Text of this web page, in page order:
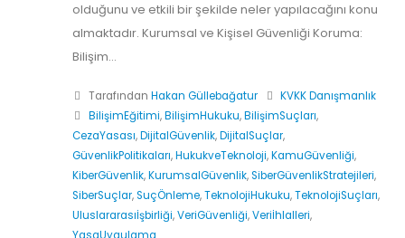
olduğunu ve etkili bir şekilde neler yapılacağını konu
almaktadır. Kurumsal ve Kişisel Güvenliği Koruma:
Bilişim...
Tarafından Hakan Güllebağatur
KVKK Danışmanlık
BilişimEğitimi,BilişimHukuku,BilişimSuçları,
CezaYasası,DijitalGüvenlik,DijitalSuçlar,
GüvenlikPolitikaları,HukukveTeknoloji,KamuGüvenliği,
KiberGüvenlik,KurumsalGüvenlik,SiberGüvenlikStratejileri,
SiberSuçlar,SuçÖnleme,TeknolojiHukuku,TeknolojiSuçları,
Uluslararasıİşbirliği,VeriGüvenliği,Veriİhlalleri,